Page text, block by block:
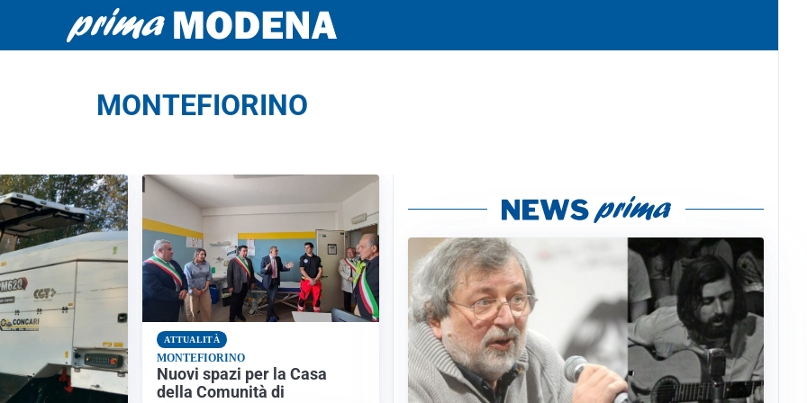
MONTEFIORINO
ATTUALITÀ
MONTEFIORINO
Nuovi spazi per la Casa
della Comunità di